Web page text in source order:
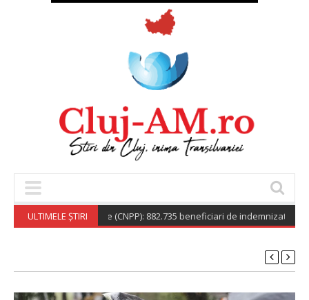
ULTIMELE ȘTIRI
de Pensii Publice (CNPP): 882.735 beneficiari de indemnizație